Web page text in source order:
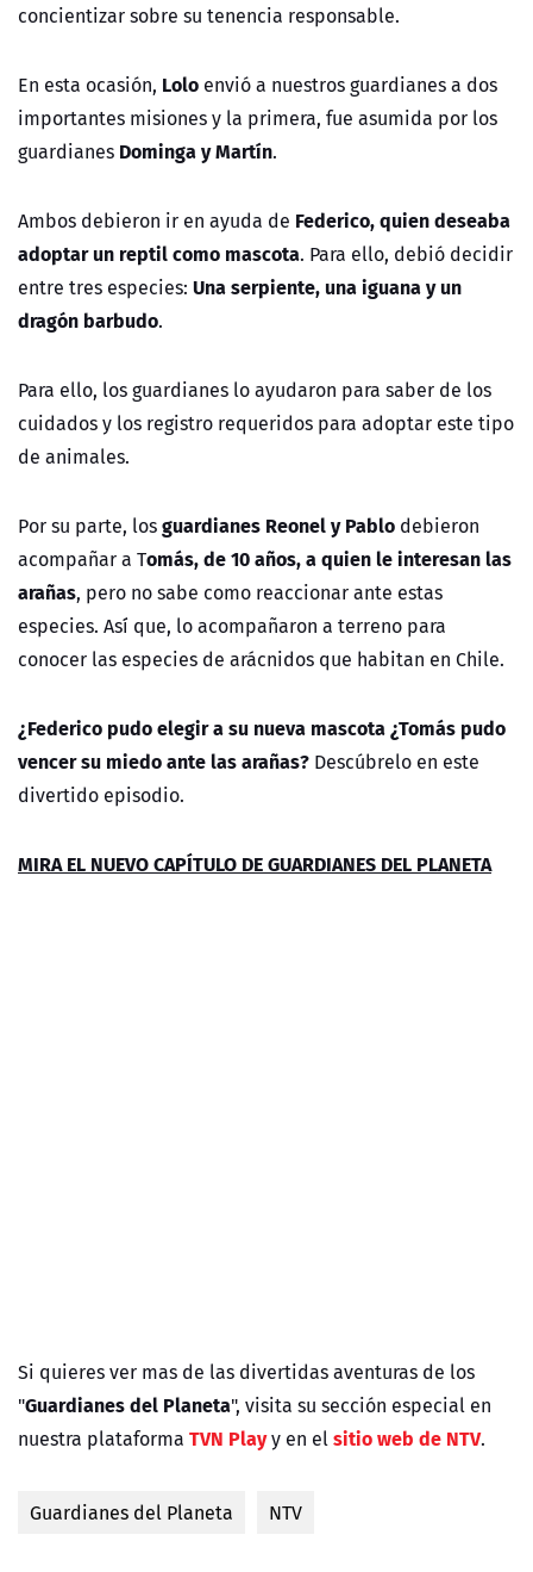
concientizar sobre su tenencia responsable.
En esta ocasión, Lolo envió a nuestros guardianes a dos
importantes misiones y la primera, fue asumida por los
guardianes Dominga y Martín.
Ambos debieron ir en ayuda de Federico, quien deseaba
adoptar un reptil como mascota. Para ello, debió decidir
entre tres especies: Una serpiente, una iguana y un
dragón barbudo.
Para ello, los guardianes lo ayudaron para saber de los
cuidados y los registro requeridos para adoptar este tipo
de animales.
Por su parte, losguardianes Reonel y Pablo debieron
acompañar a Tomás, de 10 años, a quien le interesan las
arañas, pero no sabe como reaccionar ante estas
especies. As´í que, lo acompañaron a terreno para
conocer las especies de arácnidos que habitan en Chile.
¿Federico pudo elegir a su nueva mascota ¿Tomás pudo
vencer su miedo ante las arañas? Descúbrelo en este
divertido episodio.
MIRA EL NUEVO CAPÍTULO DE GUARDIANES DEL PLANETA
Si quieres ver mas de las divertidas aventuras de los
"Guardianes del Planeta", visita su sección especial en
nuestra plataforma TVN Playy en elsitio web de NTV.
Guardianes del Planeta NTV